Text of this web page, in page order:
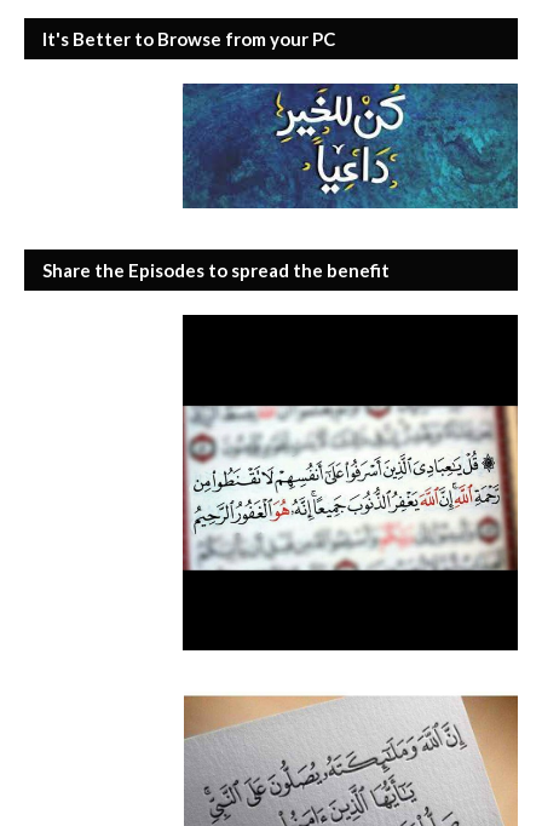
It's Better to Browse from your PC
Share the Episodes to spread the benefit